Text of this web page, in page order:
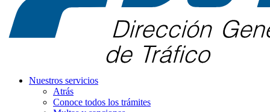
Nuestros servicios
Atrás
Conoce todos los trámites